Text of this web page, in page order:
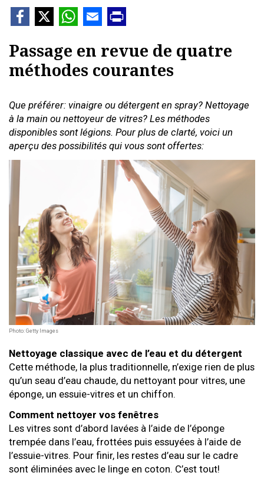
Passage en revue de quatre
méthodes courantes
Que préférer: vinaigre ou détergent en spray? Nettoyage
à la main ou nettoyeur de vitres? Les méthodes
disponibles sont légions. Pour plus de clarté, voici un
aperçu des possibilités qui vous sont offertes:
Photo: Getty Images
Nettoyage classique avec de l’eau et du détergent
Cette méthode, la plus traditionnelle, n’exige rien de plus
qu’un seau d’eau chaude, du nettoyant pour vitres, une
éponge, un essuie-vitres et un chiffon.
Comment nettoyer vos fenêtres
Les vitres sont d’abord lavées à l’aide de l’éponge
trempée dans l’eau, frottées puis essuyées à l’aide de
l’essuie-vitres. Pour finir, les restes d’eau sur le cadre
sont éliminées avec le linge en coton. C’est tout!